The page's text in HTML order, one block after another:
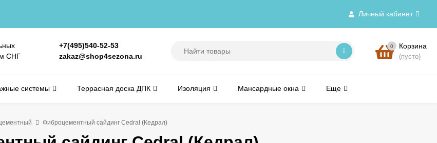
Личный кабинет
СНГ
+7(495)540-52-53
zakaz@shop4sezona.ru
0 Корзина
(пусто)
системы Террасная доска ДПК Изоляция Мансардные окна Еще
Фиброцементный сайдинг Cedral (Кедрал)